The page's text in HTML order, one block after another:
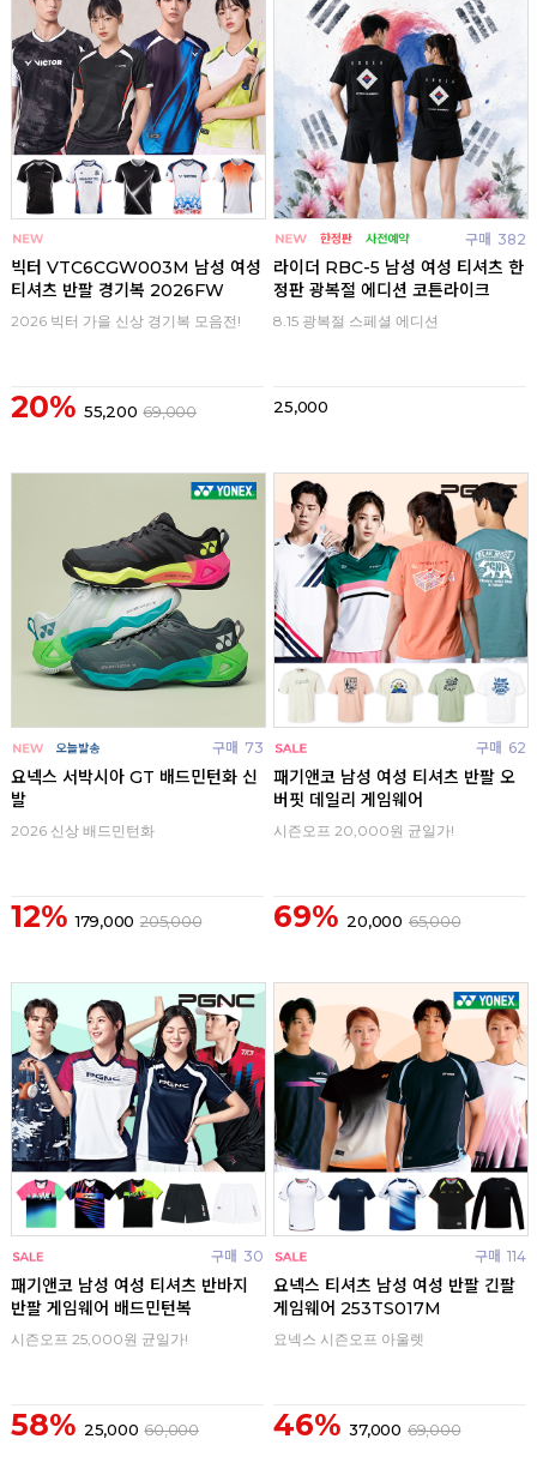
빅터 VTC6CGW003M 남성 여성
티셔츠 반팔 경기복 2026FW
2026 빅터 가을 신상 경기복 모음전!
20% 55,200 69,000
구매 382
라이더 RBC-5 남성 여성 티셔츠 한
정판 광복절 에디션 코튼라이크
8.15 광복절 스페셜 에디션
25,000
구매 73
요넥스 서박시아 GT 배드민턴화 신
발
2026 신상 배드민턴화
12% 179,000 205,000
구매 62
패기앤코 남성 여성 티셔츠 반팔 오
버핏 데일리 게임웨어
시즌오프 20,000원 균일가!
69% 20,000 65,000
구매 30
패기앤코 남성 여성 티셔츠 반바지
반팔 게임웨어 배드민턴복
시즌오프 25,000원 균일가!
58% 25,000 60,000
구매 114
요넥스 티셔츠 남성 여성 반팔 긴팔
게임웨어 253TS017M
요넥스 시즌오프 아울렛
46% 37,000 69,000